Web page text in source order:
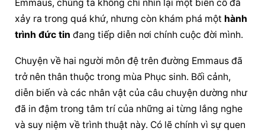
Emmaus, chúng ta không chỉ nhìn lại một biến cố đã
xảy ra trong quá khứ, nhưng còn khám phá một hành
trình đức tin đang tiếp diễn nơi chính cuộc đời mình.
Chuyện về hai người môn đệ trên đường Emmaus đã
trở nên thân thuộc trong mùa Phục sinh. Bối cảnh,
diễn biến và các nhân vật của câu chuyện dường như
đã in đậm trong tâm trí của những ai từng lắng nghe
và suy niệm về trình thuật này. Có lẽ chính vì sự quen